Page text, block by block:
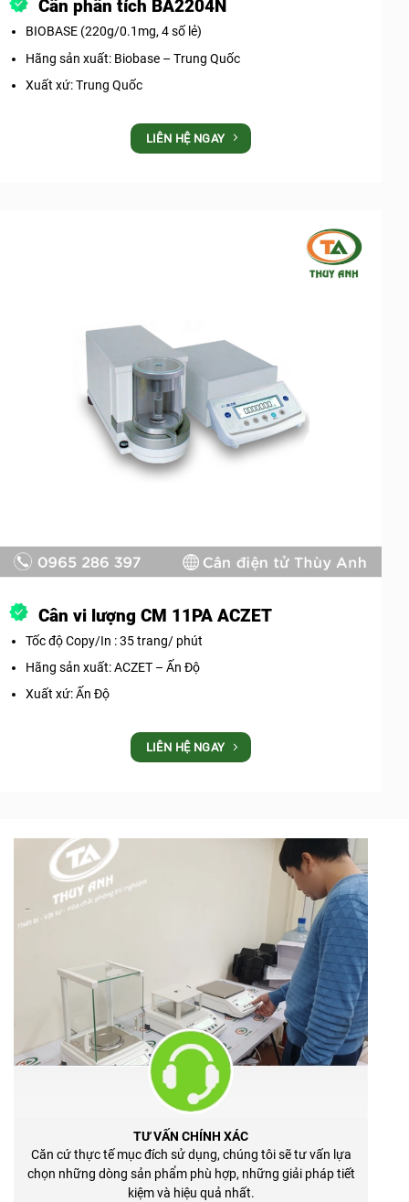
Cân phân tích BA2204N
BIOBASE (220g/0.1mg, 4 số lẻ)
Hãng sản xuất: Biobase – Trung Quốc
Xuất xứ: Trung Quốc
LIÊN HỆ NGAY
Cân vi lượng CM 11PA ACZET
Tốc độ Copy/In : 35 trang/ phút
Hãng sản xuất: ACZET – Ấn Độ
Xuất xứ: Ấn Độ
LIÊN HỆ NGAY
TƯ VẤN CHÍNH XÁC
Căn cứ thực tế mục đích sử dụng, chúng tôi sẽ tư vấn lựa
chọn những dòng sản phẩm phù hợp, những giải pháp tiết
kiệm và hiệu quả nhất.